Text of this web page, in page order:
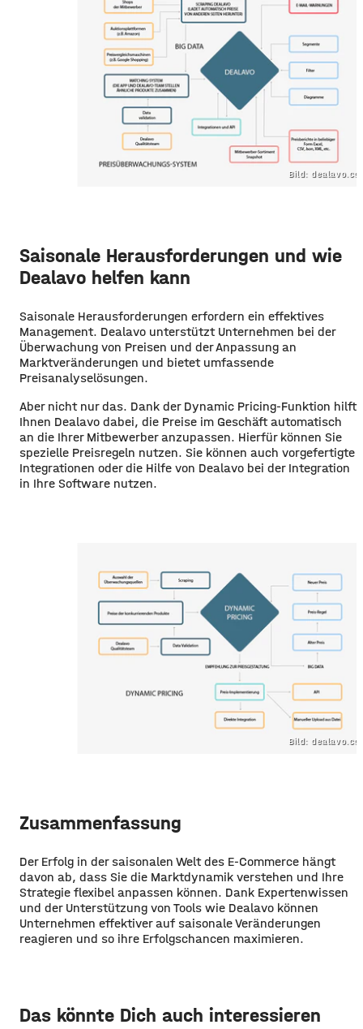
Bild:
Saisonale Herausforderungen und wie
Dealavo helfen kann
Saisonale Herausforderungen erfordern ein effektives
Management. Dealavo unterstützt Unternehmen bei der
Überwachung von Preisen und der Anpassung an
Marktveränderungen und bietet umfassende
Preisanalyselösungen.
Aber nicht nur das. Dank der Dynamic Pricing-Funktion hilft
Ihnen Dealavo dabei, die Preise im Geschäft automatisch
an die Ihrer Mitbewerber anzupassen. Hierfür können Sie
spezielle Preisregeln nutzen. Sie können auch vorgefertigte
Integrationen oder die Hilfe von Dealavo bei der Integration
in Ihre Software nutzen.
Bild:
Zusammenfassung
Der Erfolg in der saisonalen Welt des E-Commerce hängt
davon ab, dass Sie die Marktdynamik verstehen und Ihre
Strategie flexibel anpassen können. Dank Expertenwissen
und der Unterstützung von Tools wie Dealavo können
Unternehmen effektiver auf saisonale Veränderungen
reagieren und so ihre Erfolgschancen maximieren.
Das könnte Dich auch interessieren